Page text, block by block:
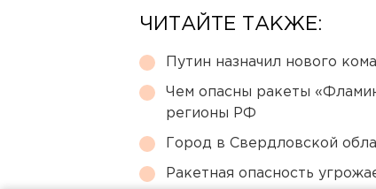
ЧИТАЙТЕ ТАКЖЕ:
Путин назначил нового
Чем опасны ракеты
регионы РФ
Город в Свердловской
Ракетная опасность